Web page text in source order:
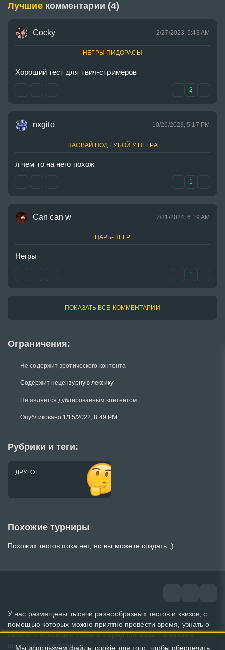
Ограничения:
Не содержит эротического контента
Содержит нецензурную лексику
Не является дублированным контентом
Опубликовано 1/15/2022, 8:49 PM
Рубрики и теги:
ДРУГОЕ
Лучшие комментарии (4)
Cocky 2/27/2023, 5:43 AM
НЕГРЫ ПИДОРАСЫ
Хороший тест для твич-стримеров
2
nxgito 10/26/2023, 5:17 PM
НАСВАЙ ПОД ГУБОЙ У НЕГРА
я чем то на него похож
1
Can can w 7/31/2024, 6:19 AM
ЦАРЬ-НЕГР
Негры
1
ПОКАЗАТЬ ВСЕ КОММЕНТАРИИ
Похожие турниры
Похожих тестов пока нет, но вы можете создать ;)
У нас размещены тысячи разнообразных тестов и квизов, с
помощью которых можно приятно провести время, узнать о
себе что-то новое и сравнить предпочтения с мнением
широкой аудитории.
Мы используем файлы cookie для того, чтобы обеспечить